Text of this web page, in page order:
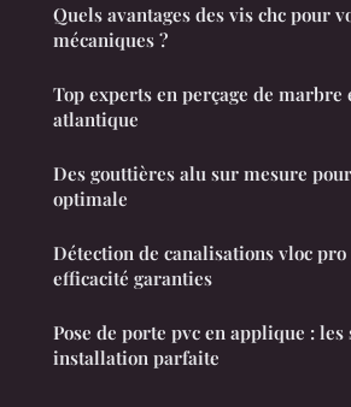
Quels avantages des vis chc pour
mécaniques ?
Top experts en perçage de
atlantique
Des gouttières alu sur mesure
optimale
Détection de canalisations vloc
efficacité garanties
Pose de porte pvc en applique : les
installation parfaite